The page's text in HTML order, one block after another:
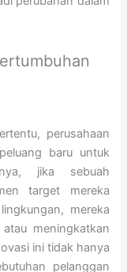
perusahaan
baru untuk
jika sebuah
target mereka
mereka
meningkatkan
ini tidak hanya
pelanggan